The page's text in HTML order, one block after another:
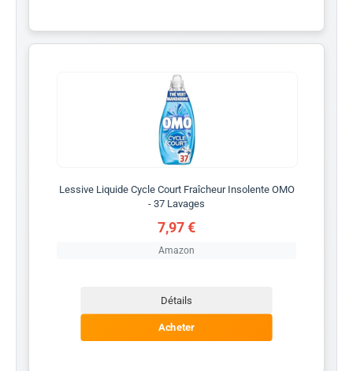
Lessive Liquide Cycle Court Fraîcheur Insolente OMO
- 37 Lavages
7,97 €
Amazon
Détails
Acheter